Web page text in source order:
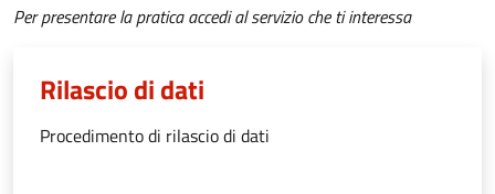
Per presentare la pratica accedi al servizio che ti interessa
Rilascio di dati
Procedimento di rilascio di dati